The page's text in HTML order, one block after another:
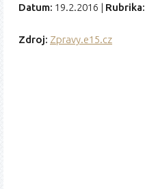
Datum: 19.2.2016 | Rubrika:
Zdroj: Zpravy.e15.cz